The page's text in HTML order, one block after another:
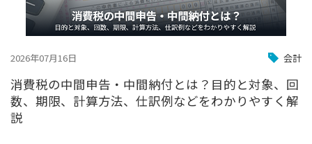
2026年07月16日 会計
消費税の中間申告・中間納付とは？目的と対象、回
数、期限、計算方法、仕訳例などをわかりやすく解
説